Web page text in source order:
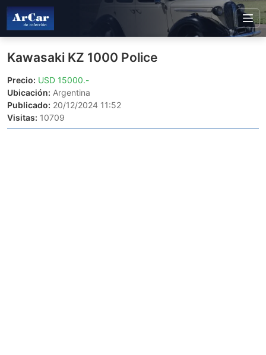
Kawasaki KZ 1000 Police
Precio: USD 15000.-
Ubicación: Argentina
Publicado: 20/12/2024 11:52
Visitas: 10709